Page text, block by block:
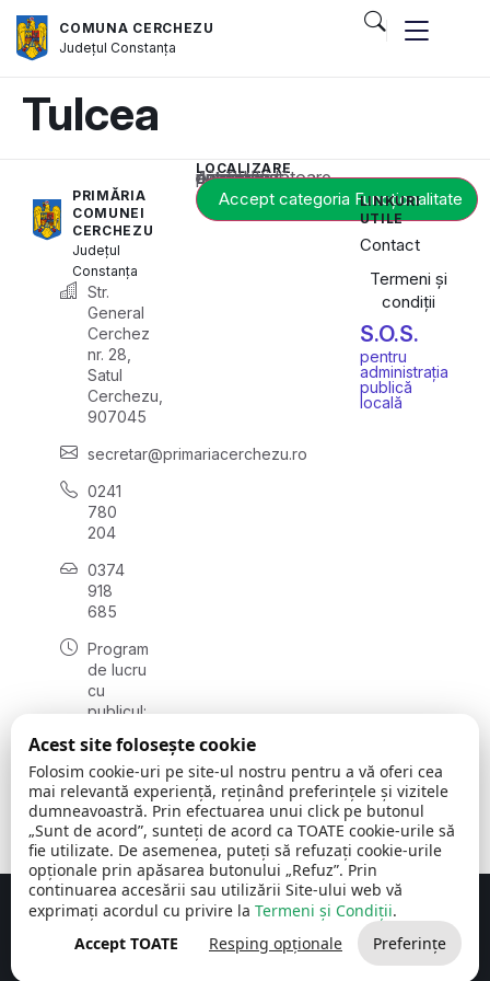
COMUNA CERCHEZU
JudețulConstanța
Tulcea
PRIMĂRIA
COMUNEI
CERCHEZU
Județul
Constanța
Str.
General
Cerchez
nr. 28,
Satul
Cerchezu,
907045
secretar@primariacerchezu.ro
0241
780
204
0374
918
685
Program
de lucru
cu
publicul:
08:00 -
16:30
, vineri:
08:00 -
14:00
LOCALIZARE
Acest conținut este blocat până când acceptați categoria corespunzătoare de cookie-uri.
Accept categoria Funcționalitate
LINKURI
UTILE
Contact
Termeni și
condiții
S.O.S.
pentru
administrația
publică
locală
Comuna Cerchezu © 2026Toate drepturile rezervate
Concept realizat de Big Media Relații Publice SRL
Acest site folosește cookie
Folosim cookie-uri pe site-ul nostru pentru a vă oferi cea
mai relevantă experiență, reținând preferințele și vizitele
dumneavoastră. Prin efectuarea unui click pe butonul
„Sunt de acord”, sunteți de acord ca TOATE cookie-urile să
fie utilizate. De asemenea, puteți să refuzați cookie-urile
opționale prin apăsarea butonului „Refuz”. Prin
continuarea accesării sau utilizării Site-ului web vă
exprimați acordul cu privire la Termeni și Condiții.
Accept TOATE
Resping opționale Preferințe